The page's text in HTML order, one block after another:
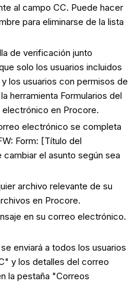
al campo CC. Puede hacer
para eliminarse de la lista
de verificación junto
solo los usuarios incluidos
los usuarios con permisos de
herramienta Formularios del
en Procore.
electrónico se completa
Form: [Título del
el asunto según sea
archivo relevante de su
en Procore.
en su correo electrónico.
enviará a todos los usuarios
y los detalles del correo
la pestaña "Correos